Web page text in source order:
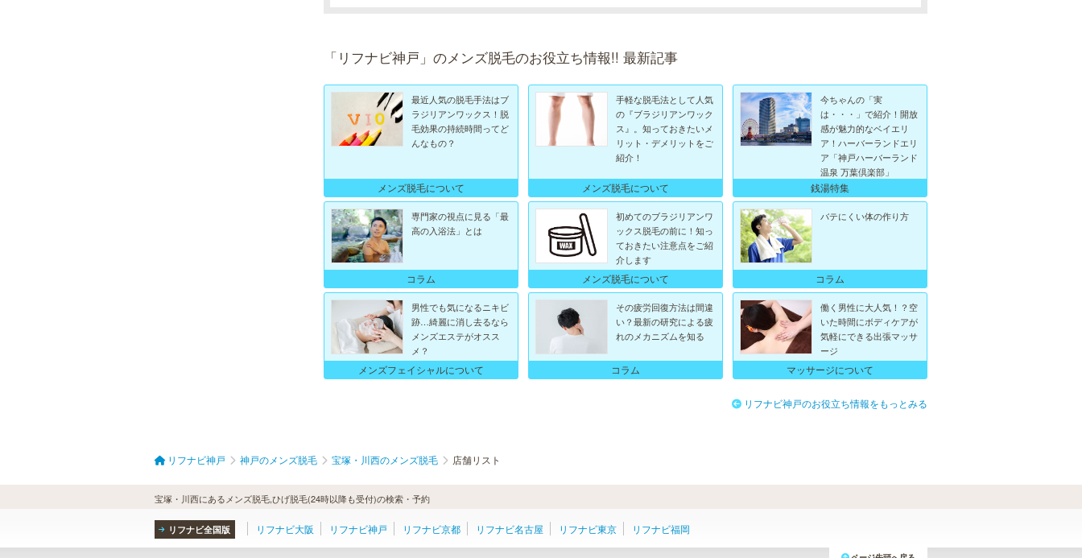
「リフナビ神戸」のメンズ脱毛のお役立ち情報!! 最新記事
最近人気の脱毛手法はブ
ラジリアンワックス！脱
毛効果の持続時間ってど
んなもの？
メンズ脱毛について
手軽な脱毛法として人気
の『ブラジリアンワック
ス』。知っておきたいメ
リット・デメリットをご
紹介！
メンズ脱毛について
今ちゃんの「実
は・・・」で紹介！開放
感が魅力的なベイエリ
ア！ハーバーランドエリ
ア「神戸ハーバーランド
温泉 万葉倶楽部」
銭湯特集
専門家の視点に見る「最
高の入浴法」とは
コラム
初めてのブラジリアンワ
ックス脱毛の前に！知っ
ておきたい注意点をご紹
介します
メンズ脱毛について
バテにくい体の作り方
コラム
男性でも気になるニキビ
跡…綺麗に消し去るなら
メンズエステがオスス
メ？
メンズフェイシャルについて
その疲労回復方法は間違
い？最新の研究による疲
れのメカニズムを知る
コラム
働く男性に大人気！？空
いた時間にボディケアが
気軽にできる出張マッサ
ージ
マッサージについて
リフナビ神戸のお役立ち情報をもっとみる
リフナビ神戸 神戸のメンズ脱毛 宝塚・川西のメンズ脱毛 店舗リスト
宝塚・川西にあるメンズ脱毛,ひげ脱毛(24時以降も受付)の検索・予約
リフナビ全国版 リフナビ大阪 リフナビ神戸 リフナビ京都 リフナビ名古屋 リフナビ東京 リフナビ福岡